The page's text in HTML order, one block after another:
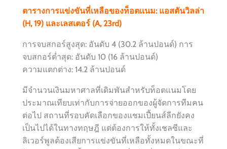
ตารางการแข่งขันที่เหลือของท็อตแนม: แอสตันวิลล่า
(H, 19) และเลสเตอร์ (A, 23rd)
การจบสกอร์สูงสุด: อันดับ 4 (30.2 ล้านปอนด์) การ
จบสกอร์ต่ำสุด: อันดับ 10 (16 ล้านปอนด์)
ความแตกต่าง: 14.2 ล้านปอนด์
มีจำนวนเงินมหาศาลที่เดิมพันสำหรับท็อตแนมโดย
ประมาณเทียบเท่ากับการจ่ายออกของผู้จัดการทีมคน
ต่อไป สถานที่รอบคัดเลือกของแชมเปี้ยนส์ลีกยังคง
เป็นไปได้ในทางทฤษฎี แต่ต้องการให้ทั้งเชลซีและ
ลิเวอร์พูลต้องเสียการแข่งขันที่เหลือทั้งหมดในขณะที่